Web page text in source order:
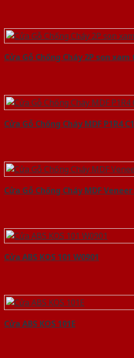
Cửa Gỗ Chống Cháy 2P son
Cửa Gỗ Chống Cháy MDF P1R4 C1
Cửa Gỗ Chống Cháy MDF
Cửa ABS KOS 101 W0901
Cửa ABS KOS 101E